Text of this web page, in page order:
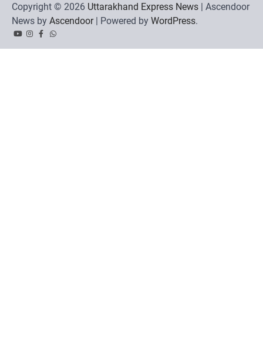
Copyright © 2026 Uttarakhand Express News | Ascendoor
News by Ascendoor| Powered by WordPress.
YouTubeInstagram
Facebook
Whatsapp